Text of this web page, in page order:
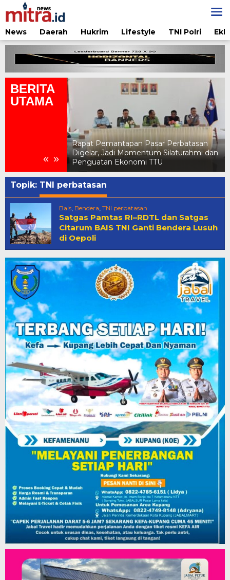
Lewati
ke
konten
News
Daerah Hukrim Lifestyle TNI Polri
BERITA
UTAMA
« »
Pertamina Edukasi Penggunaan LPG
Aman di Jambore Daerah Pramuka X
NTT 2026
Topik: TNI perbatasan
Bais Bendera TNI perbatasan
Satgas Pamtas RI–RDTL dan Satgas
Citarum BAIS TNI Ganti Bendera Lusuh
di Oepoli